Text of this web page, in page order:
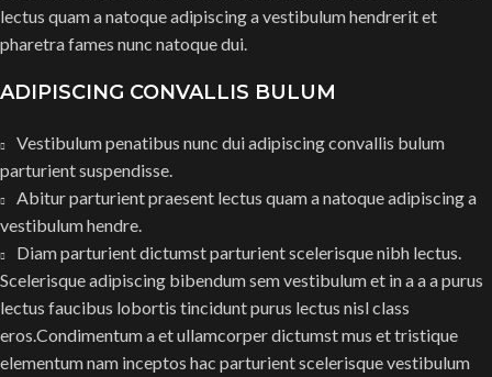
lectus quam a natoque adipiscing a vestibulum hendrerit et
pharetra fames nunc natoque dui.
ADIPISCING CONVALLIS BULUM
Vestibulum penatibus nunc dui adipiscing convallis bulum
parturient suspendisse.
Abitur parturient praesent lectus quam a natoque adipiscing a
vestibulum hendre.
Diam parturient dictumst parturient scelerisque nibh lectus.
Scelerisque adipiscing bibendum sem vestibulum et in a a a purus
lectus faucibus lobortis tincidunt purus lectus nisl class
eros.Condimentum a et ullamcorper dictumst mus et tristique
elementum nam inceptos hac parturient scelerisque vestibulum